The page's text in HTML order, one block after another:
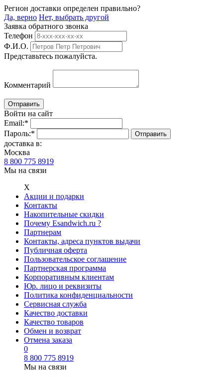
Регион доставки определен правильно?
Да, верно Нет, выбрать другой
Заявка обратного звонка
Телефон
Ф.И.О.
Представьтесь пожалуйста.
Комментарий
Войти на сайт
Email:*
Пароль:*
доставка в:
Москва
8 800 775 8919
Мы на связи
Х
Акции и подарки
Контакты
Накопительные скидки
Почему Esandwich.ru ?
Партнерам
Контакты, адреса пунктов выдачи
Публичная оферта
Пользовательское соглашение
Партнерская программа
Корпоративным клиентам
Юр. лицо и реквизиты
Политика конфиденциальности
Сервисная служба
Качество доставки
Качество товаров
Обмен и возврат
Отмена заказа
0
8 800 775 8919
Мы на связи